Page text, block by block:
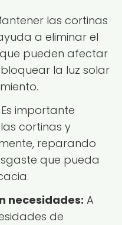
las cortinas
a eliminar el
pueden afectar
la luz solar
Es importante
cortinas y
reparando
que pueda
necesidades: A
de